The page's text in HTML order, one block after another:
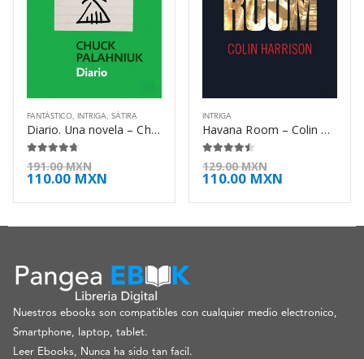
FANTÁSTICO, INTRIGA, SÁTIRA
Diario. Una novela – Chuck Palahniuk
4.63 de 5
191.00MXN
110.00 MXN
INTRIGA
Havana Room – Colin Harrison
4.38 de 5
129.00MXN
110.00 MXN
Nuestros ebooks son compatibles con cualquier medio electronico,
Smartphone, laptop, tablet.
Leer Ebooks, Nunca ha sido tan facil.